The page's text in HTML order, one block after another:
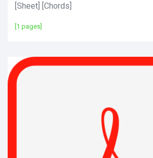
[Sheet] [Chords]
[1 pages]